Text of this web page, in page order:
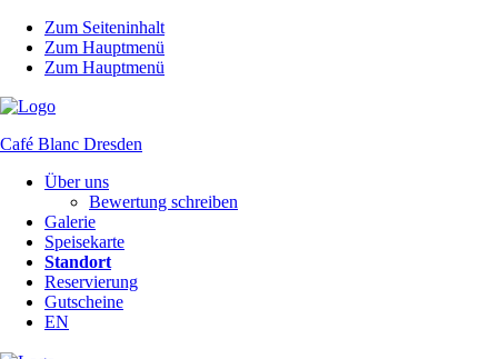
Zum Seiteninhalt
Zum Hauptmenü
Zum Hauptmenü
Café Blanc Dresden
Über uns
Bewertung schreiben
Galerie
Speisekarte
Standort
Reservierung
Gutscheine
EN